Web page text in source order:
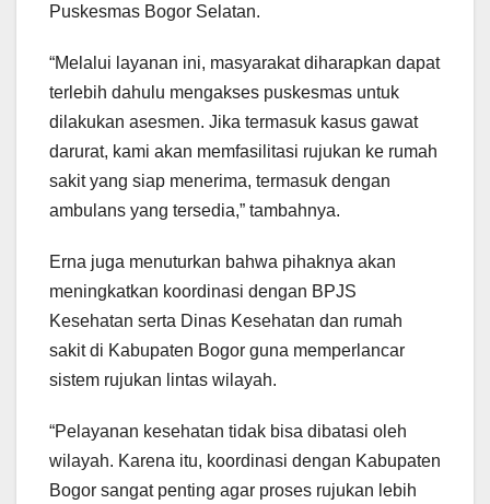
Puskesmas Bogor Selatan.
“Melalui layanan ini, masyarakat diharapkan dapat
terlebih dahulu mengakses puskesmas untuk
dilakukan asesmen. Jika termasuk kasus gawat
darurat, kami akan memfasilitasi rujukan ke rumah
sakit yang siap menerima, termasuk dengan
ambulans yang tersedia,” tambahnya.
Erna juga menuturkan bahwa pihaknya akan
meningkatkan koordinasi dengan BPJS
Kesehatan serta Dinas Kesehatan dan rumah
sakit di Kabupaten Bogor guna memperlancar
sistem rujukan lintas wilayah.
“Pelayanan kesehatan tidak bisa dibatasi oleh
wilayah. Karena itu, koordinasi dengan Kabupaten
Bogor sangat penting agar proses rujukan lebih